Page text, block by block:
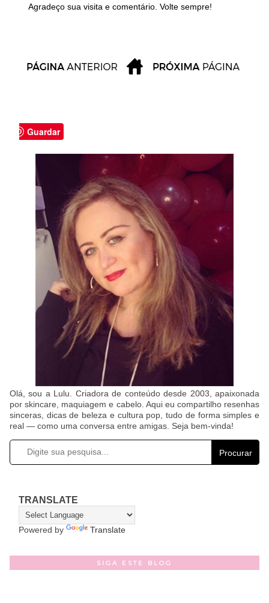
Agradeço sua visita e comentário. Volte sempre!
Guardar
Olá, sou a Lulu. Criadora de conteúdo desde 2003, apaixonada
por skincare, maquiagem e cabelo. Aqui eu compartilho resenhas
sinceras, dicas de beleza e cultura pop, tudo de forma simples e
real — como uma conversa entre amigas. Seja bem-vinda!
Procurar
TRANSLATE
Powered by Translate
SIGA ESTE BLOG